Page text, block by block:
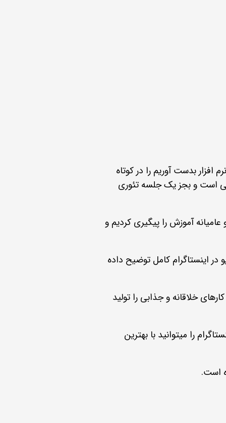
بدست آوریم را در کوتاه
آموزش کار عملی است و بجز یک جلسه تئوری
آموزش را پیگیری کردیم و
در اینستاگرام کامل توضیح داده
خلاقانه و جذابی را تولید
را میتوانید با بهترین
است.